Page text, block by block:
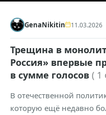
GenaNikitin 11.03.2026
Трещина в
Россия» впервые
в сумме голосов ( 1
В отечественной
которую ещё недавно